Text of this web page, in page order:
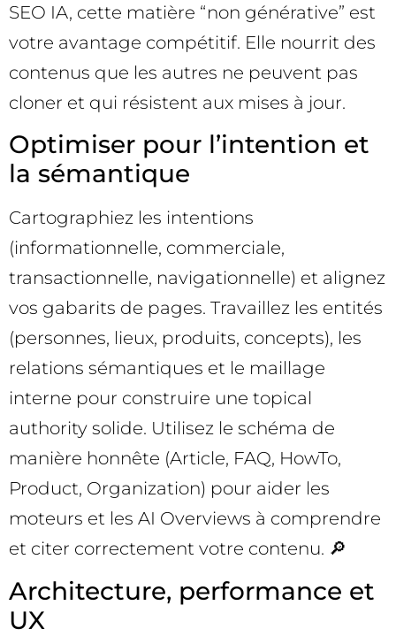
SEO IA, cette matière “non générative” est
votre avantage compétitif. Elle nourrit des
contenus que les autres ne peuvent pas
cloner et qui résistent aux mises à jour.
Optimiser pour l’intention et
la sémantique
Cartographiez les intentions
(informationnelle, commerciale,
transactionnelle, navigationnelle) et alignez
vos gabarits de pages. Travaillez les entités
(personnes, lieux, produits, concepts), les
relations sémantiques et le maillage
interne pour construire une topical
authority solide. Utilisez le schéma de
manière honnête (Article, FAQ, HowTo,
Product, Organization) pour aider les
moteurs et les AI Overviews à comprendre
et citer correctement votre contenu. 🔎
Architecture, performance et
UX